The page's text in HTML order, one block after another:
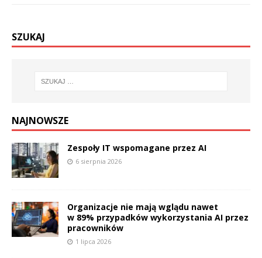
SZUKAJ
NAJNOWSZE
Zespoły IT wspomagane przez AI
6 sierpnia 2026
Organizacje nie mają wglądu nawet
w 89% przypadków wykorzystania AI przez
pracowników
1 lipca 2026